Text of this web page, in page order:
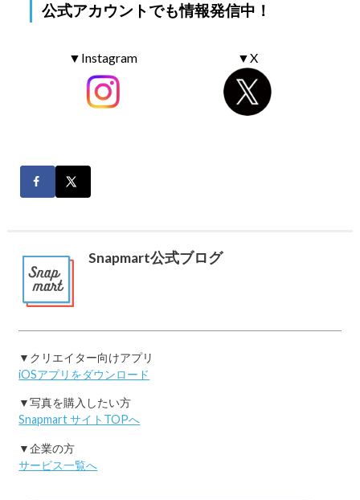
公式アカウントでも情報発信中！
▼Instagram ▼X
Snapmart公式ブログ
▼クリエイター向けアプリ
iOSアプリをダウンロード
▼写真を購入したい方
Snapmart サイトTOPへ
▼企業の方
サービス一覧へ